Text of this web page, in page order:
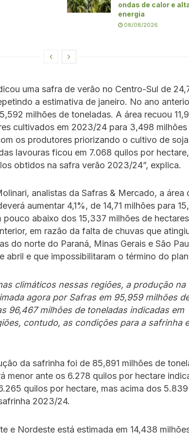
ondas de calor e
energia
08/08/2026
uma safra de verão no Centro-Sul de
a estimativa de janeiro. No ano
milhões de toneladas. A área recuou
cultivados em 2023/24 para 3,498 milhões
os produtores priorizando o cultivo de
lavouras ficou em 7.068 quilos por hectare,
obtidos na safra verão 2023/24”, explica.
analistas da Safras & Mercado, a área
aumentar 4,1%, de 14,71 milhões para
pouco abaixo dos 15,337 milhões de hectares
em razão da falta de chuvas que
do norte do Paraná, Minas Gerais e São
abril e que impossibilitaram o término do
climáticos nessas regiões, a produção na
agora por Safras em 95,959 milhões
96,467 milhões de toneladas indicadas em
contudo, as condições para a safrinha
da safrinha foi de 85,891 milhões de
menor ante os 6.278 quilos por hectare
quilos por hectare, mas acima dos
2023/24.
e Nordeste está estimada em 14,438